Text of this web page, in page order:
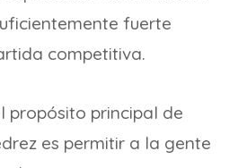
fuerte
competitiva.
propósito principal de
es permitir a la gente